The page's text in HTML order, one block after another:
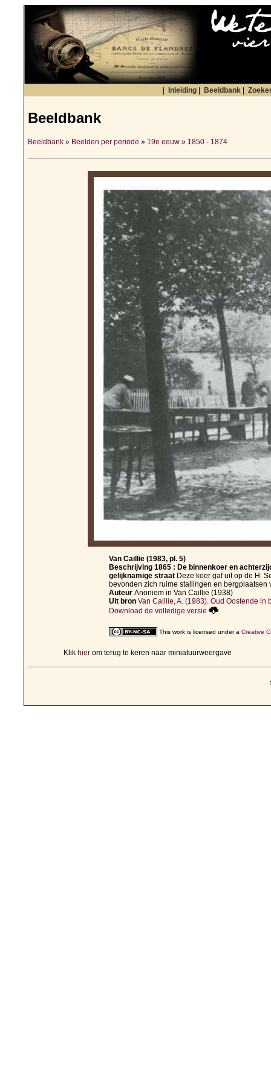
Inleiding Beeldbank
Beeldbank
Beeldbank » Beelden per periode » 19e eeuw » 1850 - 1874
Van Caillie (1983, pl. 5)
Beschrijving 1865 : De binnenkoer en
gelijknamige straat Deze koer gaf uit op de H.
bevonden zich ruime stallingen en
Auteur Anoniem in Van Caillie (1938)
Uit bron Van Caillie, A. (1983). Oud Oostende in
Download de volledige versie
This work is licensed under a Creative
Klik hier om terug te keren naar miniatuurweergave